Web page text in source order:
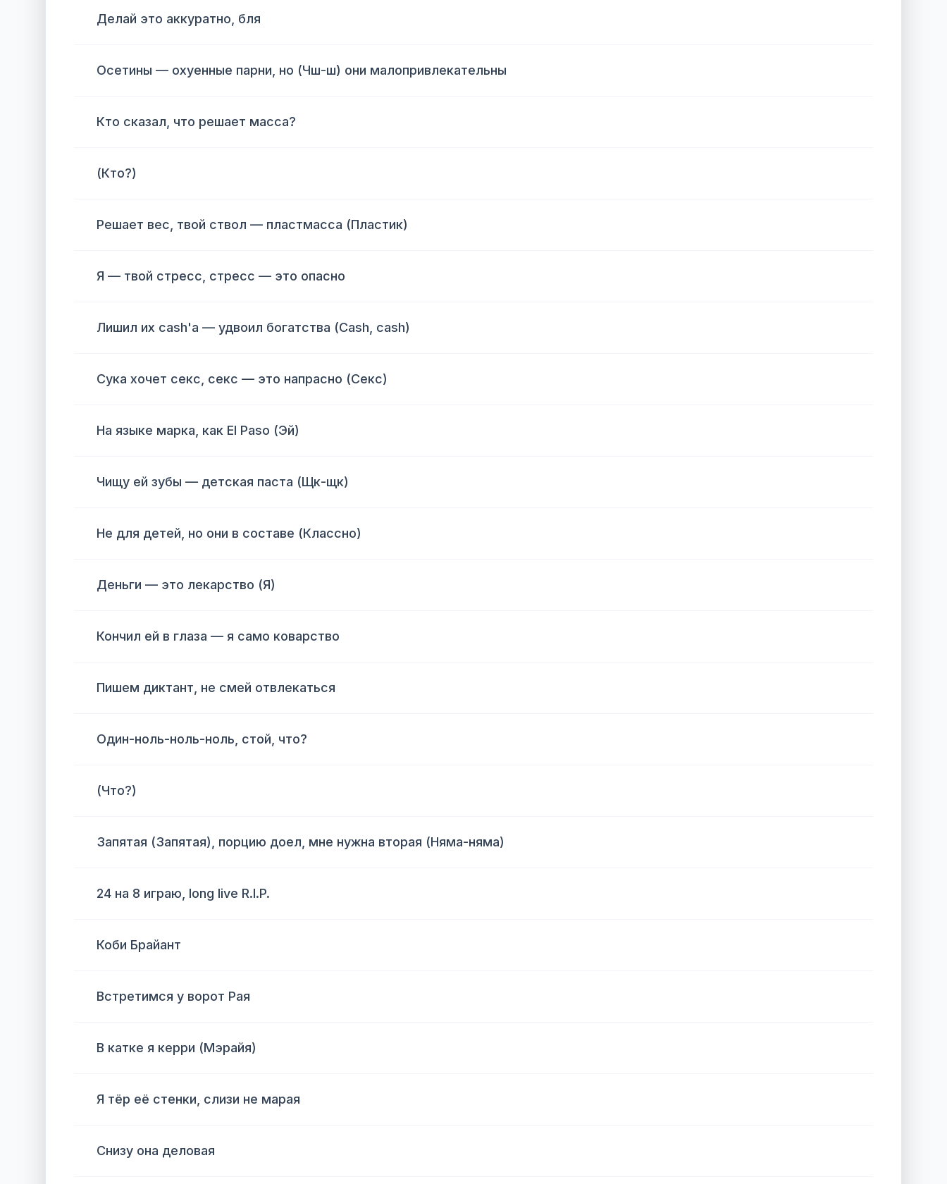
Делай это аккуратно, бля
Осетины — охуенные парни, но (Чш-ш) они малопривлекательны
Кто сказал, что решает масса?
(Кто?)
Решает вес, твой ствол — пластмасса (Пластик)
Я — твой стресс, стресс — это опасно
Лишил их cash'а — удвоил богатства (Cash, cash)
Сука хочет секс, секс — это напрасно (Секс)
На языке марка, как El Paso (Эй)
Чищу ей зубы — детская паста (Щк-щк)
Не для детей, но они в составе (Классно)
Деньги — это лекарство (Я)
Кончил ей в глаза — я само коварство
Пишем диктант, не смей отвлекаться
Один-ноль-ноль-ноль, стой, что?
(Что?)
Запятая (Запятая), порцию доел, мне нужна вторая (Няма-няма)
24 на 8 играю, long live R.I.P.
Коби Брайант
Встретимся у ворот Рая
В катке я керри (Мэрайя)
Я тёр её стенки, слизи не марая
Снизу она деловая